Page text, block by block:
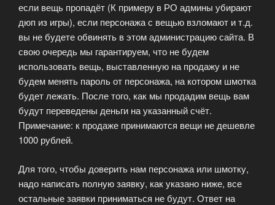
если вещь пропадёт (К примеру в РО админы убирают
дюп из игры), если персонажа с вещью взломают и т.д.
вы не будете обвинять в этом администрацию сайта. В
свою очередь мы гарантируем, что не будем
использовать вещь, выставленную на продажу и не
будем менять пароль от персонажа, на котором шмотка
будет лежать. После того, как мы продадим вещь вам
будут переведены деньги на указанный счёт.
Примечание: к продаже принимаются вещи не дешевле
1000 рублей.
Для того, чтобы доверить нам персонажа или шмотку,
надо написать полную заявку, как указано ниже, все
остальные заявки приниматься не будут. Ответ на